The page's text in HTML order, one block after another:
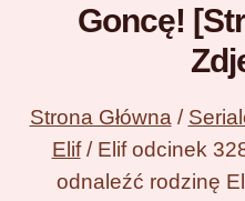
Goncę!
Strona Główna /
Elif / Elif odcinek
odnaleźć rodzinę